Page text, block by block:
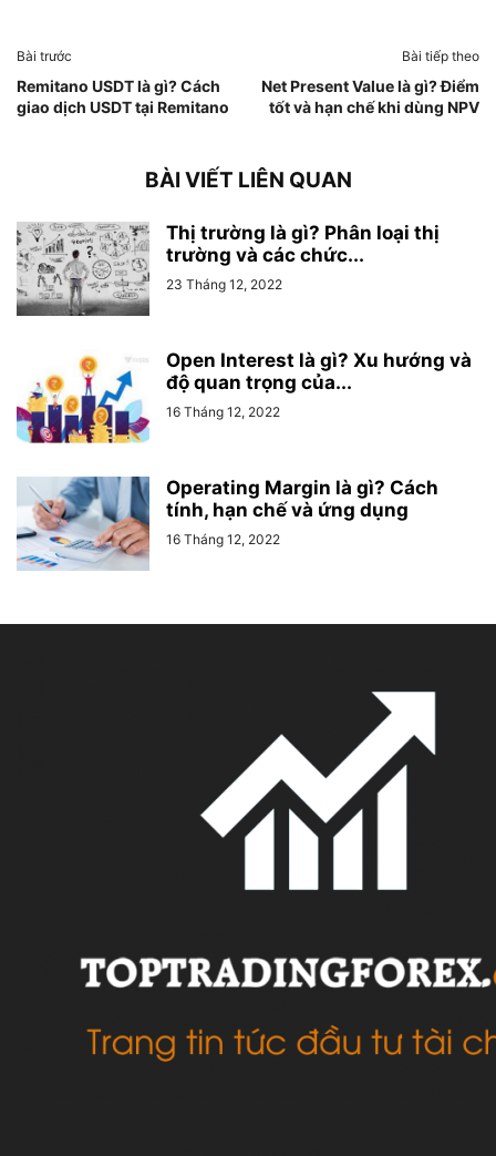
Bài trước
Remitano USDT là gì? Cách
giao dịch USDT tại Remitano
Bài tiếp theo
Net Present Value là gì? Điểm
tốt và hạn chế khi dùng NPV
BÀI VIẾT LIÊN QUAN
Thị trường là gì? Phân loại thị
trường và các chức...
23 Tháng 12, 2022
Open Interest là gì? Xu hướng và
độ quan trọng của...
16 Tháng 12, 2022
Operating Margin là gì? Cách
tính, hạn chế và ứng dụng
16 Tháng 12, 2022